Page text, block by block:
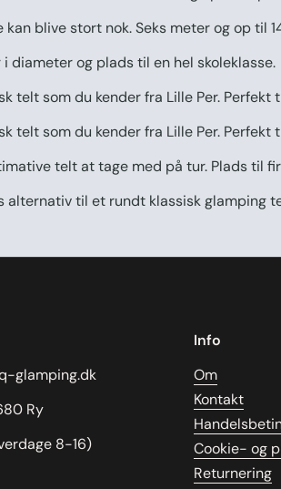
kan blive stort nok. Seks meter og op til
diameter og plads til en hel skoleklasse.
telt som du kender fra Lille Per.
telt som du kender fra Lille Per.
telt at tage med på tur. Plads til
alternativ til et rundt klassisk glamping
glamping.dk
Ry
8-16)
Info
Om
Kontakt
Cookie- og
Returnering